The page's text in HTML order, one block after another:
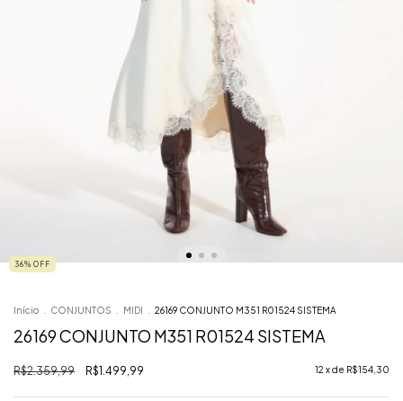
36% OFF
Início CONJUNTOS MIDI 26169 CONJUNTO M351 R01524 SISTEMA
26169 CONJUNTO M351 R01524 SISTEMA
R$2.359,99 R$1.499,99 12 x de R$154,30